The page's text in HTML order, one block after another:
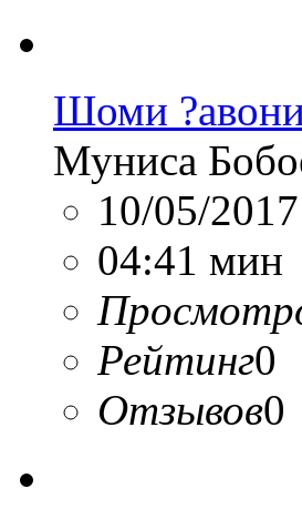
Шоми
Муниса
10/05/2017
04:41 мин
Рейтинг0
Отзывов0